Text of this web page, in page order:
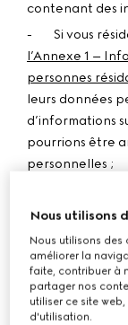
contenant des
- Si vous
l’Annexe 1 –
personnes
leurs données
d’informations
pourrions être
personnelles ;
- Si vous
Corée du Sud
l’Annexe 2 –
personnes
Koweït, en
Nous utilisons
Nous utilisons
améliorer la
faite, contribuer à
partager nos
utiliser ce site
d'utilisation.